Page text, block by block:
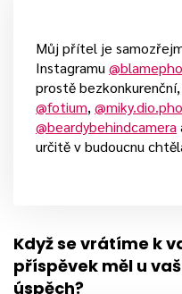
Můj přítel je
Instagramu
prostě
@fotium,
@beardybehindcamera
určitě v budoucnu
Když se vrátíme k
příspěvek měl u
úspěch?